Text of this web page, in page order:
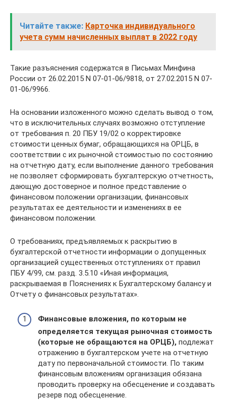
Читайте также: Карточка индивидуального
учета сумм начисленных выплат в 2022 году
Такие разъяснения содержатся в Письмах Минфина
России от 26.02.2015 N 07-01-06/9818, от 27.02.2015 N 07-
01-06/9966.
На основании изложенного можно сделать вывод о том,
что в исключительных случаях возможно отступление
от требования п. 20 ПБУ 19/02 о корректировке
стоимости ценных бумаг, обращающихся на ОРЦБ, в
соответствии с их рыночной стоимостью по состоянию
на отчетную дату, если выполнение данного требования
не позволяет сформировать бухгалтерскую отчетность,
дающую достоверное и полное представление о
финансовом положении организации, финансовых
результатах ее деятельности и изменениях в ее
финансовом положении.
О требованиях, предъявляемых к раскрытию в
бухгалтерской отчетности информации о допущенных
организацией существенных отступлениях от правил
ПБУ 4/99, см. разд. 3.5.10 «Иная информация,
раскрываемая в Пояснениях к Бухгалтерскому балансу и
Отчету о финансовых результатах».
Финансовые вложения, по которым не
определяется текущая рыночная стоимость
(которые не обращаются на ОРЦБ), подлежат
отражению в бухгалтерском учете на отчетную
дату по первоначальной стоимости. По таким
финансовым вложениям организация обязана
проводить проверку на обесценение и создавать
резерв под обесценение.